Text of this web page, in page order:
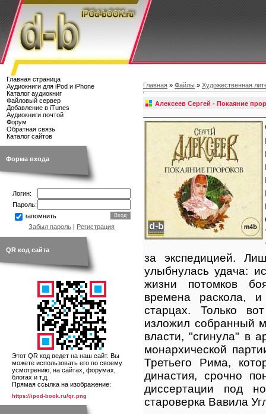
Главная страница
Аудиокниги для iPod и iPhone
Каталог аудиокниг
Файловый сервер
Добавление в iTunes
Аудиокниги почтой
Форум
Обратная связь
Каталог сайтов
Форма входа
Логин:
Пароль:
запомнить
Забыл пароль | Регистрация
QR код сайта
Этот QR код ведет на наш сайт. Вы
можете использовать его по своему
усмотрению, на сайтах, форумах,
блогах и т.д.
Прямая ссылка на изображение:
https://ipod-book.ru/qr.png
Главная » Файлы » Художественная
Алексеев Сергей - Покаяние
за экспедицией.
улыбнулась удача:
жизни потомков
времена раскола,
старцах. Только
изложил собранный
власти, "сгинула" в
монархической
Третьего Рима,
династия, срочно
диссертации под
староверка Вавила